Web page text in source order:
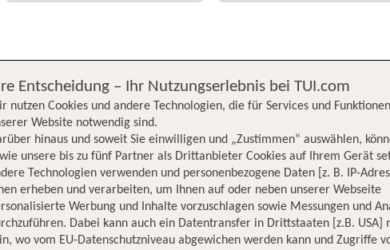
Entscheidung – Ihr Nutzungserlebnis bei TUI.com
nutzen Cookies und andere Technologien, die für Services und
Website notwendig sind.
hinaus und soweit Sie einwilligen und „Zustimmen“ auswählen,
unsere bis zu fünf Partner als Drittanbieter Cookies auf Ihrem Gerät
Technologien verwenden und personenbezogene Daten [z. B. IP-
erheben und verarbeiten, um Ihnen auf oder neben unserer Webseite
Werbung und Inhalte vorzuschlagen sowie Messungen und
Dabei kann auch ein Datentransfer in Drittstaaten [z.B. USA]
wo vom EU-Datenschutzniveau abgewichen werden kann und Zugriffe